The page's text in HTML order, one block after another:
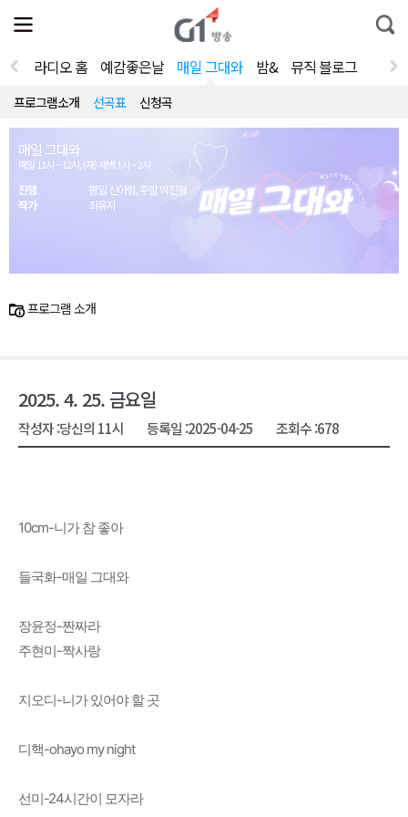
전
체
뉴
열
통
합
라디오 홈 예감좋은날 매일 그대와 밤& 뮤직 블로그
프로그램소개 선곡표 신청곡
매일 그대와
매일 11시 ~ 12시, (재) 새벽 1시 ~ 2시
진행
평일 신아림, 주말 박진형
작가
최유지
프로그램 소개
2025. 4. 25. 금요일
작성자 :당신의 11시 등록일 :2025-04-25 조회수 :678
10cm-니가 참 좋아
들국화-매일 그대와
장윤정-짠짜라
주현미-짝사랑
지오디-니가 있어야 할 곳
디핵-ohayo my night
선미-24시간이 모자라